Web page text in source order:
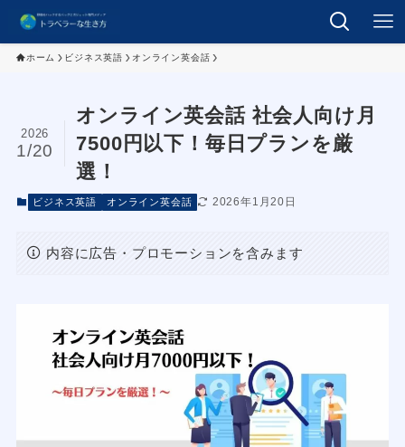
ホーム ビジネス英語 オンライン英会話
オンライン英会話 社会人向け月
7500円以下！毎日プランを厳
選！
2026
1/20
ビジネス英語 オンライン英会話 2026年1月20日
内容に広告・プロモーションを含みます